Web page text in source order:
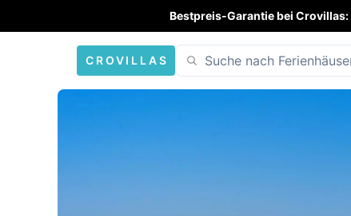
Bestpreis-Garantie bei Crovillas:
CROVILLAS